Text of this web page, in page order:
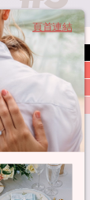
頁首連結